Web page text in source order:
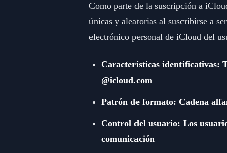
Como parte de la suscripción a
únicas y aleatorias al suscribirse a
electrónico personal de iCloud del
Características identificativas:
@icloud.com
Patrón de formato: Cadena
Control del usuario: Los
comunicación